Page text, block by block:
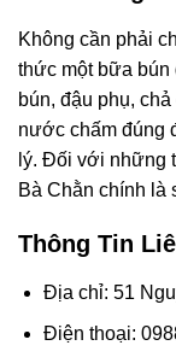
Không cần phải
thức một bữa bún
bún, đậu phụ,
nước chấm đúng
lý. Đối với những
Bà Chằn chính là
Thông Tin
Địa chỉ: 51
Điện thoại: